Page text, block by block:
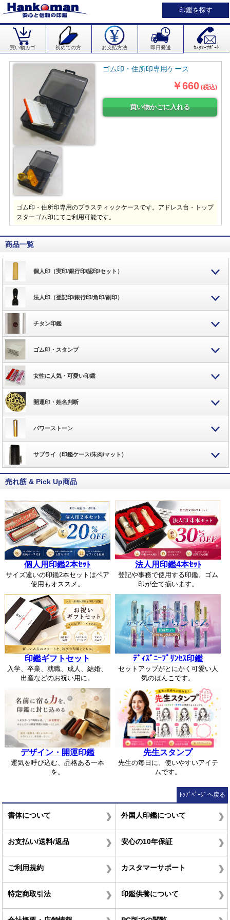
印鑑を探す
買い物カゴ 初めての方 お支払方法 即日発送 ｶｽﾀﾏｰｻﾎﾟｰﾄ
ゴム印・住所印専用ケース
￥660 (税込)
ゴム印・住所印専用のプラスティックケースです。アドレス台・トップ
スターゴム印にてご利用可能です。
商品一覧
個人印（実印/銀行印/認印/セット）
法人印（登記印/銀行印/角印/副印）
チタン印鑑
ゴム印・スタンプ
女性に人気・可愛い印鑑
開運印・姓名判断
パワーストーン
サプライ（印鑑ケース/朱肉/マット）
売れ筋 & Pick Up商品
個人用印鑑2本ｾｯﾄ
サイズ違いの印鑑2本セットはペア
使用もオススメ。
法人用印鑑4本ｾｯﾄ
登記や事務で使用する印鑑、ゴム
印が全て揃います。
印鑑ギフトセット
入学、卒業、就職、成人、結婚、
出産などのお祝い用に。
ﾃﾞｨｽﾞﾆｰﾌﾟﾘﾝｾｽ印鑑
セットアップがとにかく可愛い人
気のはんこです。
デザイン・開運印鑑
運気を呼び込む、品格ある一本
を。
先生スタンプ
先生の毎日に、使いやすいアイテ
ムです。
ﾄｯﾌﾟﾍﾟｰｼﾞへ戻る
書体について 外国人印鑑について
お支払い/送料/返品 安心の10年保証
ご利用規約 カスタマーサポート
特定商取引法 印鑑供養について